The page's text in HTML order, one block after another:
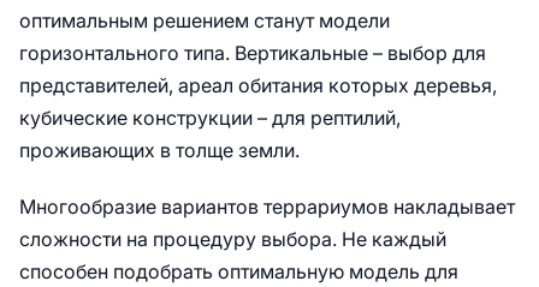
оптимальным решением станут модели
горизонтального типа. Вертикальные – выбор для
представителей, ареал обитания которых деревья,
кубические конструкции – для рептилий,
проживающих в толще земли.
Многообразие вариантов террариумов накладывает
сложности на процедуру выбора. Не каждый
способен подобрать оптимальную модель для